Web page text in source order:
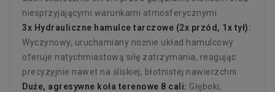
niesprzyjającymi warunkami atmosferycznymi.
3x Hydrauliczne hamulce tarczowe (2x przód, 1x tył):
Wyczynowy, uruchamiany nożnie układ hamulcowy
oferuje natychmiastową siłę zatrzymania, reagując
precyzyjnie nawet na śliskiej, błotnistej nawierzchni.
Duże, agresywne koła terenowe 8 cali: Głęboki,